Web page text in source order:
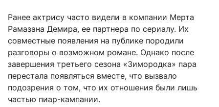
Ранее актрису часто видели в компании Мерта
Рамазана Демира, ее партнера по сериалу. Их
совместные появления на публике породили
разговоры о возможном романе. Однако после
завершения третьего сезона «Зимородка» пара
перестала появляться вместе, что вызвало
подозрения о том, что их отношения были лишь
частью пиар-кампании.​